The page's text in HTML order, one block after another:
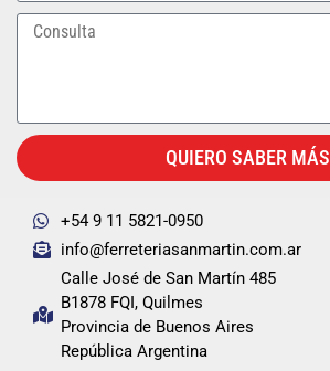
QUIERO SABER MÁS
+54 9 11 5821-0950
info@ferreteriasanmartin.com.ar
Calle José de San Martín 485
B1878 FQI, Quilmes
Provincia de Buenos Aires
República Argentina